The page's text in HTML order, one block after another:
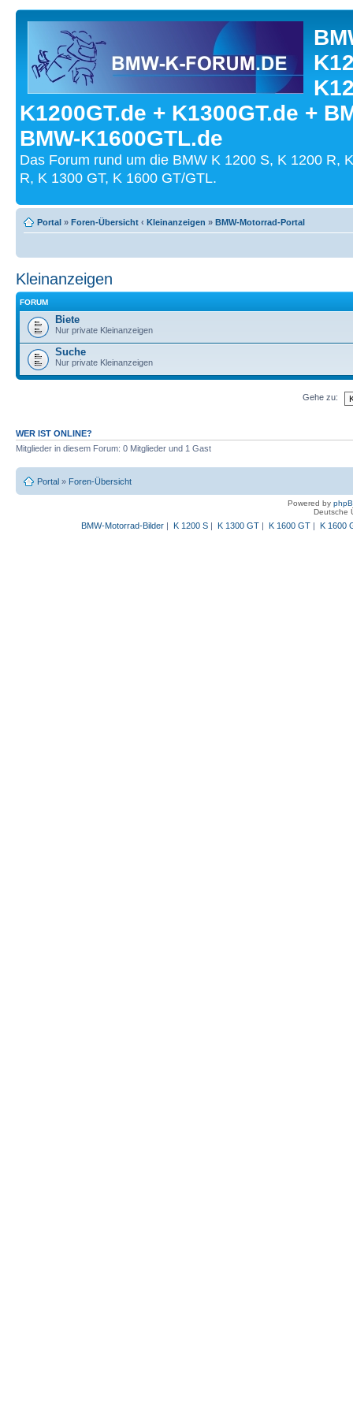
K1200GT.de + K1300GT.de +
BMW-K1600GTL.de
Das Forum rund um die BMW K 1200 S, K 1200 R,
R, K 1300 GT, K 1600 GT/GTL.
Portal » Foren-Übersicht ‹ Kleinanzeigen » BMW-Motorrad-Portal
Kleinanzeigen
FORUM
Biete
Nur private Kleinanzeigen
Suche
Nur private Kleinanzeigen
Gehe zu:
WER IST ONLINE?
Mitglieder in diesem Forum: 0 Mitglieder und 1 Gast
Portal » Foren-Übersicht
Powered by
Deutsche
BMW-Motorrad-Bilder| K 1200 S| K 1300 GT| K 1600 GT| K 1600